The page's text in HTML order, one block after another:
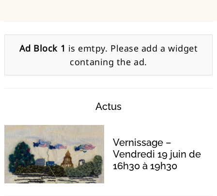
Ad Block 1 is emtpy. Please add a widget
contaning the ad.
Actus
Vernissage –
Vendredi 19 juin de
16h30 à 19h30
Recherche
pour